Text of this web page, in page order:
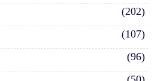
(202)
(107)
(96)